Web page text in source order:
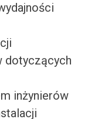
dotyczących
inżynierów